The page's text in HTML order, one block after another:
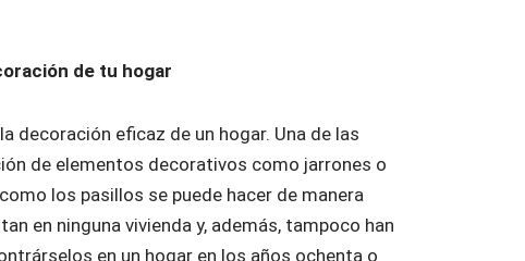
de tu hogar
decoración eficaz de un hogar. Una de las
de elementos decorativos como jarrones o
los pasillos se puede hacer de manera
en ninguna vivienda y, además, tampoco han
en un hogar en los años ochenta o